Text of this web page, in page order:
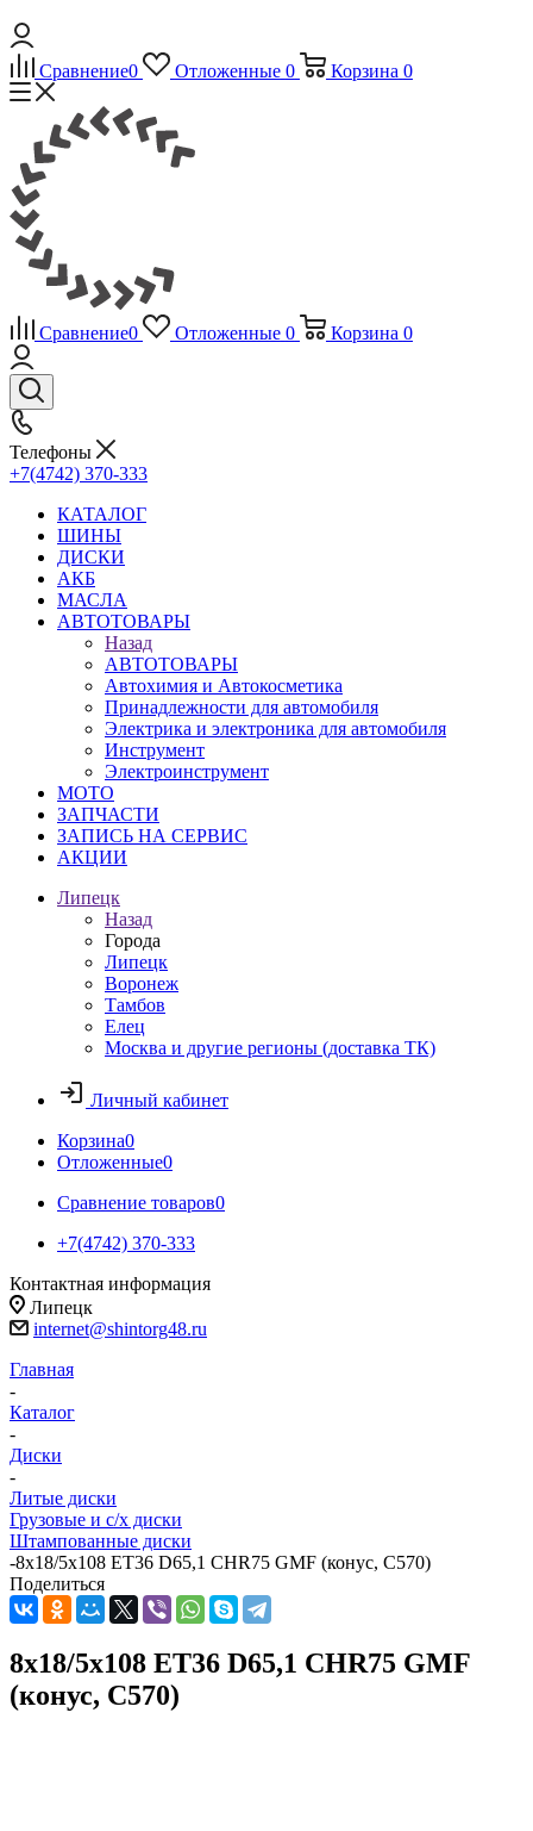
Сравнение0 Отложенные 0 Корзина 0
Сравнение0 Отложенные 0 Корзина 0
Телефоны
+7(4742) 370-333
КАТАЛОГ
ШИНЫ
ДИСКИ
АКБ
МАСЛА
АВТОТОВАРЫ
Назад
АВТОТОВАРЫ
Автохимия и Автокосметика
Принадлежности для автомобиля
Электрика и электроника для автомобиля
Инструмент
Электроинструмент
МОТО
ЗАПЧАСТИ
ЗАПИСЬ НА СЕРВИС
АКЦИИ
Липецк
Назад
Города
Липецк
Воронеж
Тамбов
Елец
Москва и другие регионы (доставка ТК)
Личный кабинет
Корзина0
Отложенные0
Сравнение товаров0
+7(4742) 370-333
Контактная информация
Липецк
internet@shintorg48.ru
Главная
-
Каталог
-
Диски
-
Литые диски
Грузовые и с/х диски
Штампованные диски
-8x18/5x108 ET36 D65,1 CHR75 GMF (конус, C570)
Поделиться
8x18/5x108 ET36 D65,1 CHR75 GMF
(конус, C570)